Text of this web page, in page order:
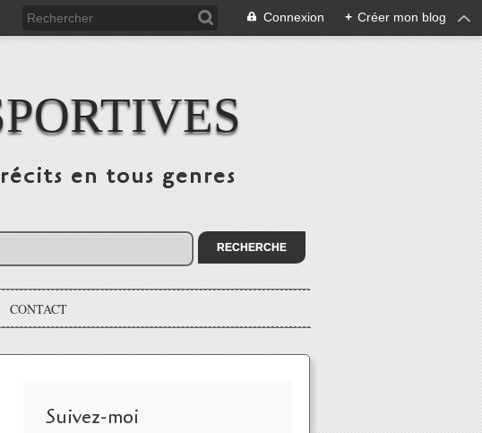
Connexion + Créer mon blog
en tous genres
CONTACT
Suivez-moi